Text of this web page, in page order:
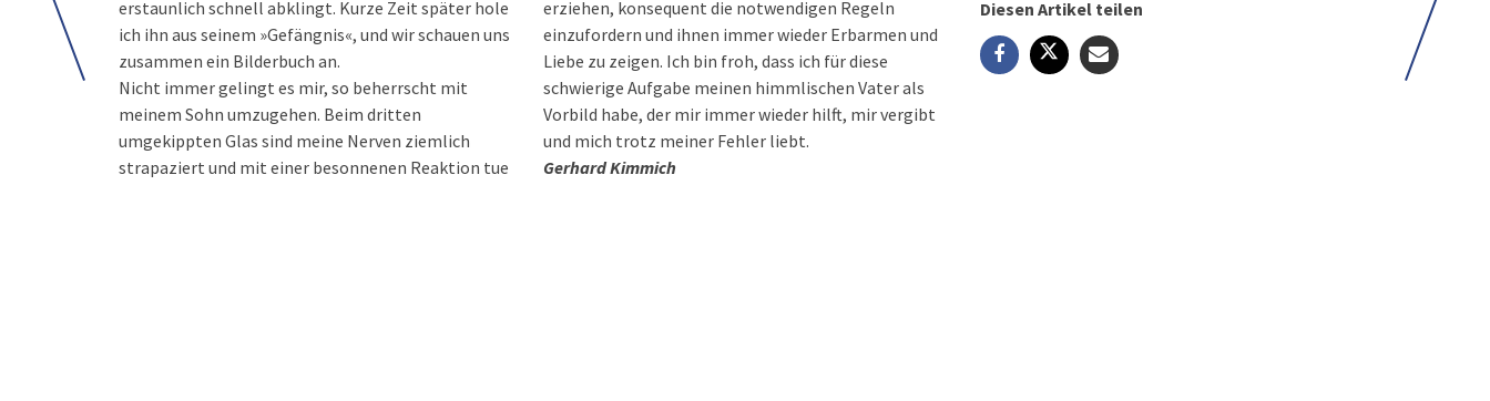
erstaunlich schnell abklingt. Kurze Zeit später hole
ich ihn aus seinem »Gefängnis«, und wir schauen uns
zusammen ein Bilderbuch an.
Nicht immer gelingt es mir, so beherrscht mit
meinem Sohn umzugehen. Beim dritten
umgekippten Glas sind meine Nerven ziemlich
strapaziert und mit einer besonnenen Reaktion tue
erziehen, konsequent die notwendigen Regeln
einzufordern und ihnen immer wieder Erbarmen und
Liebe zu zeigen. Ich bin froh, dass ich für diese
schwierige Aufgabe meinen himmlischen Vater als
Vorbild habe, der mir immer wieder hilft, mir vergibt
und mich trotz meiner Fehler liebt.
Gerhard Kimmich
Diesen Artikel teilen